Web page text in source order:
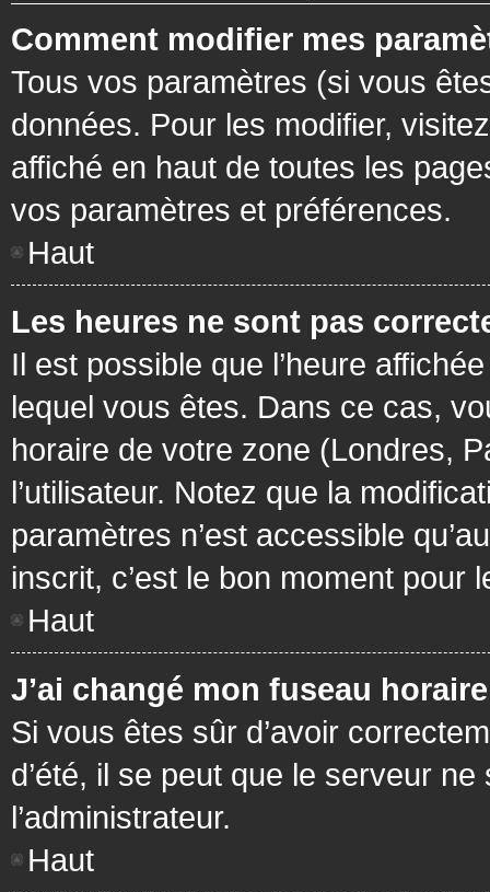
Comment modifier mes
Tous vos paramètres (si vous
données. Pour les modifier,
affiché en haut de toutes les
vos paramètres et préférences.
Haut
Les heures ne sont pas
Il est possible que l’heure
lequel vous êtes. Dans ce cas,
horaire de votre zone (Londres,
l’utilisateur. Notez que la
paramètres n’est accessible
inscrit, c’est le bon moment pour
Haut
J’ai changé mon fuseau
Si vous êtes sûr d’avoir
d’été, il se peut que le serveur
l’administrateur.
Haut